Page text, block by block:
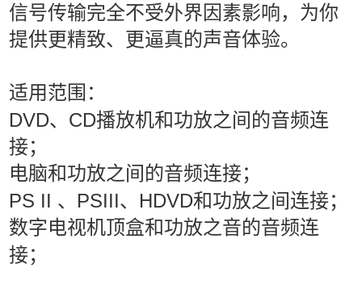
信号传输完全不受外界因素影响，为你
提供更精致、更逼真的声音体验。
适用范围：
DVD、CD播放机和功放之间的音频连
接；
电脑和功放之间的音频连接；
PS II 、PSIII、HDVD和功放之间连接；
数字电视机顶盒和功放之音的音频连
接；